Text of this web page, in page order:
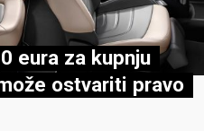
eura za kupnju
ostvariti pravo